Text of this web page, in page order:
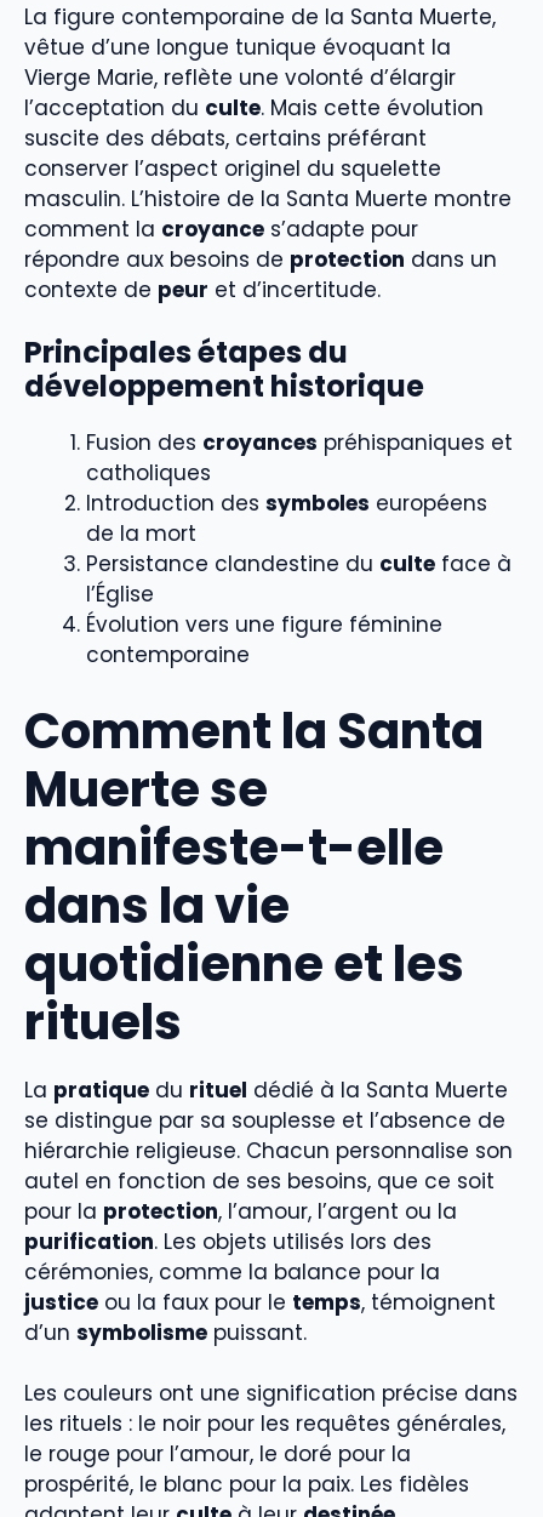
La figure contemporaine de la Santa Muerte,
vêtue d’une longue tunique évoquant la
Vierge Marie, reflète une volonté d’élargir
l’acceptation du culte. Mais cette évolution
suscite des débats, certains préférant
conserver l’aspect originel du squelette
masculin. L’histoire de la Santa Muerte montre
comment la croyance s’adapte pour
répondre aux besoins de protection dans un
contexte de peur et d’incertitude.
Principales étapes du
développement historique
Fusion des croyances préhispaniques et
catholiques
Introduction des symboles européens
de la mort
Persistance clandestine du culte face à
l’Église
Évolution vers une figure féminine
contemporaine
Comment la Santa
Muerte se
manifeste-t-elle
dans la vie
quotidienne et les
rituels
La pratique du rituel dédié à la Santa Muerte
se distingue par sa souplesse et l’absence de
hiérarchie religieuse. Chacun personnalise son
autel en fonction de ses besoins, que ce soit
pour la protection, l’amour, l’argent ou la
purification. Les objets utilisés lors des
cérémonies, comme la balance pour la
justice ou la faux pour le temps, témoignent
d’un symbolisme puissant.
Les couleurs ont une signification précise dans
les rituels : le noir pour les requêtes générales,
le rouge pour l’amour, le doré pour la
prospérité, le blanc pour la paix. Les fidèles